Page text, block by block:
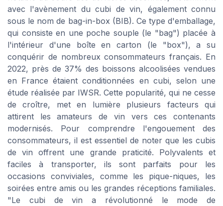
avec l'avènement du cubi de vin, également connu
sous le nom de bag-in-box (BIB). Ce type d'emballage,
qui consiste en une poche souple (le "bag") placée à
l'intérieur d'une boîte en carton (le "box"), a su
conquérir de nombreux consommateurs français. En
2022, près de 37% des boissons alcoolisées vendues
en France étaient conditionnées en cubi, selon une
étude réalisée par IWSR. Cette popularité, qui ne cesse
de croître, met en lumière plusieurs facteurs qui
attirent les amateurs de vin vers ces contenants
modernisés. Pour comprendre l'engouement des
consommateurs, il est essentiel de noter que les cubis
de vin offrent une grande praticité. Polyvalents et
faciles à transporter, ils sont parfaits pour les
occasions conviviales, comme les pique-niques, les
soirées entre amis ou les grandes réceptions familiales.
"Le cubi de vin a révolutionné le mode de